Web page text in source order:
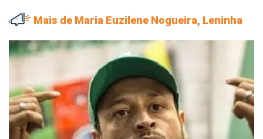
Mais de Maria Euzilene Nogueira, Leninha